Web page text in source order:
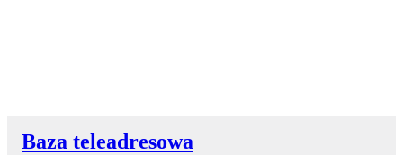
Baza teleadresowa